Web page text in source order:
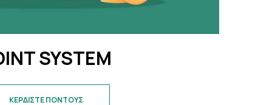
SYSTEM
ΚΕΡΔΙΣΤΕ ΠΟΝΤΟΥΣ